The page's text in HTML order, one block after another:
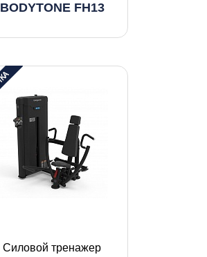
BODYTONE FH13
Силовой тренажер